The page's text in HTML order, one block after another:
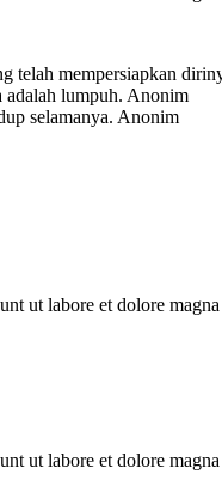
telah mempersiapkan
adalah lumpuh. Anonim
selamanya. Anonim
ut labore et dolore
ut labore et dolore